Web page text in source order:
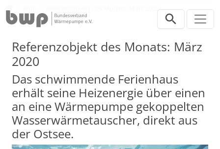
Referenzobjekt des Monats: März
2020
Das schwimmende Ferienhaus
erhält seine Heizenergie über einen
an eine Wärmepumpe gekoppelten
Wasserwärmetauscher, direkt aus
der Ostsee.